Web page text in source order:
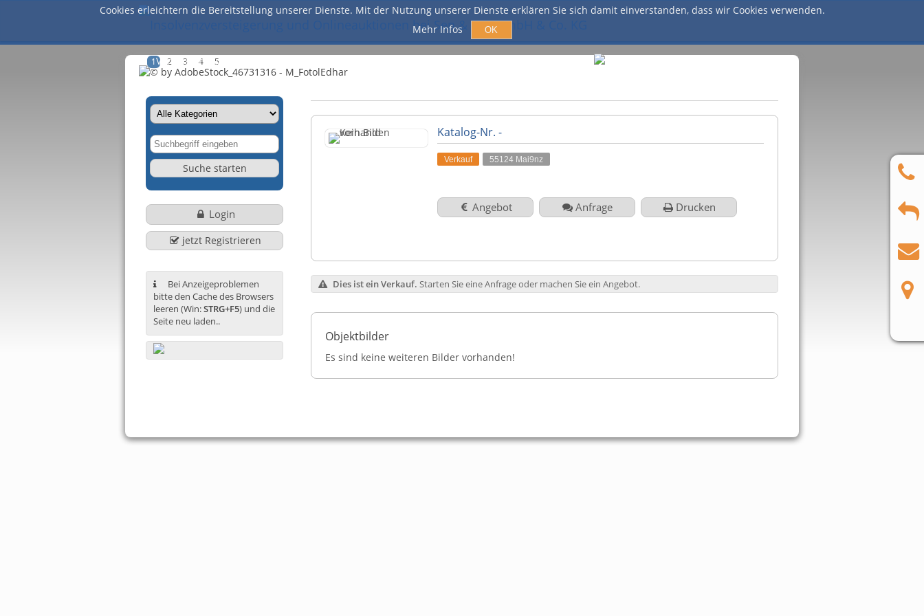
Cookies erleichtern die Bereitstellung unserer Dienste. Mit der Nutzung unserer Dienste erklären Sie sich damit einverstanden, dass wir Cookies verwenden.
Mehr Infos
OK
Versteigerungen & Verkauf
Firmenprofil
Leistungen
Kontakt
Impressum
Rechtliche Hinweise
AGB
English
1 2 3 4 5
Login
jetzt Registrieren
Bei Anzeigeproblemen
bitte den Cache des Browsers
leeren (Win:STRG+F5) und die
Seite neu laden..
Katalog-Nr. -
Verkauf 55124 Mai9nz
Angebot Anfrage Drucken
Dies ist ein Verkauf. Starten Sie eine Anfrage oder machen Sie ein Angebot.
Objektbilder
Es sind keine weiteren Bilder vorhanden!